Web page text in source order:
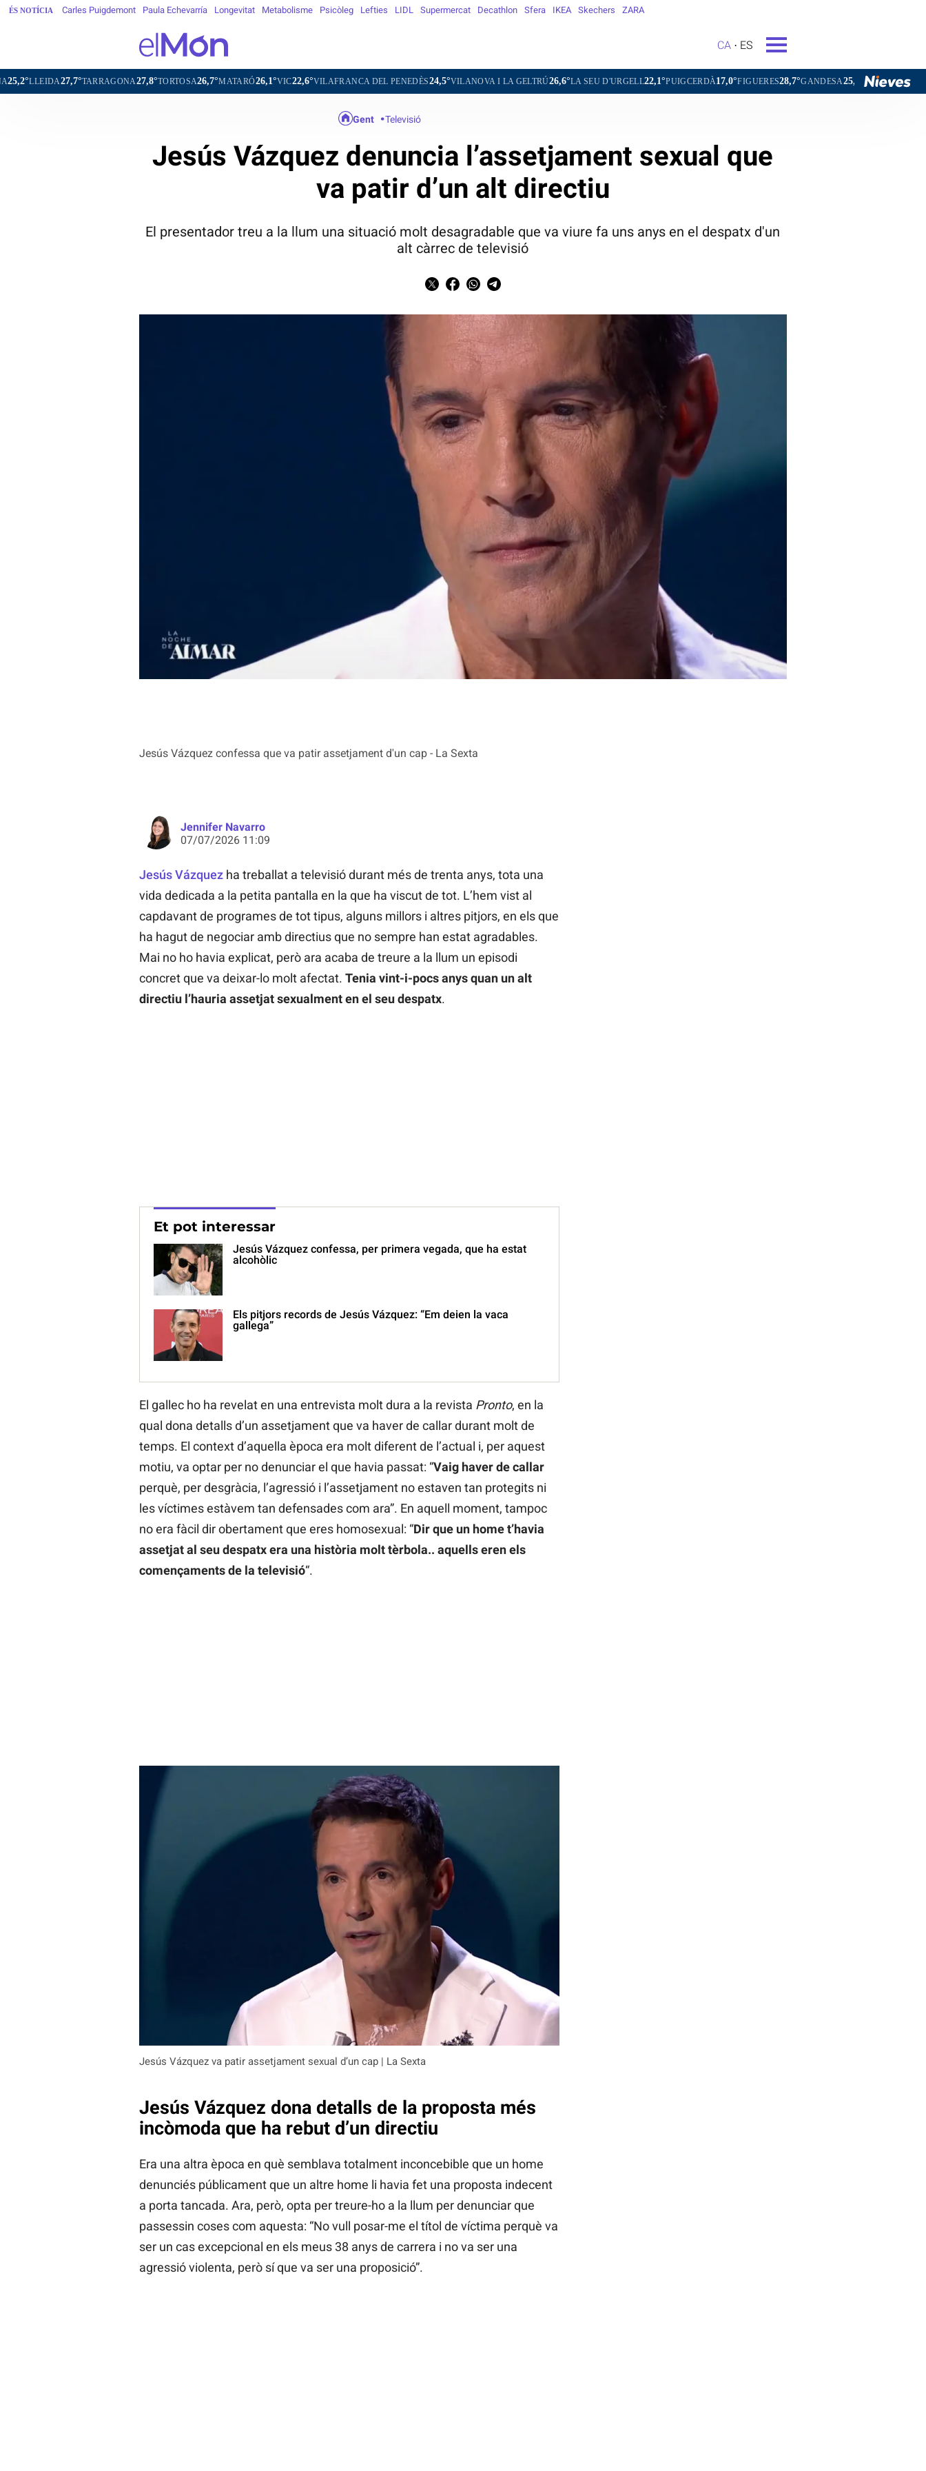
ÉS NOTÍCIA Carles Puigdemont Paula Echevarría Longevitat Metabolisme Psicòleg Lefties LIDL Supermercat Decathlon Sfera IKEA Skechers ZARA
CA ES
27,7°TARRAGONA27,8°TORTOSA26,7°MATARÓ26,1°VIC22,6°VILAFRANCA DEL PENEDÈS24,5° VILANOVA I LA GELTRÚ26,6°LA SEU D'URGELL22,1°PUIGCERDÀ17,0°FIGUERES28,7°GANDESA25,9°L'HOSPITALET DE
Jesús Vázquez confessa que va patir assetjament d'un cap - La Sexta
Gent Televisió
Jesús Vázquez denuncia l’assetjament sexual que
va patir d’un alt directiu
El presentador treu a la llum una situació molt desagradable que va viure fa uns anys en el despatx d'un
alt càrrec de televisió
Jennifer Navarro
07/07/2026 11:09
Jesús Vázquezha treballat a televisió durant més de trenta anys, tota una
vida dedicada a la petita pantalla en la que ha viscut de tot. L’hem vist al
capdavant de programes de tot tipus, alguns millors i altres pitjors, en els que
ha hagut de negociar amb directius que no sempre han estat agradables.
Mai no ho havia explicat, però ara acaba de treure a la llum un episodi
concret que va deixar-lo molt afectat. Tenia vint-i-pocs anys quan un alt
directiu l’hauria assetjat sexualment en el seu despatx.
Et pot interessar
Jesús Vázquez confessa, per primera vegada, que ha estat
alcohòlic
Els pitjors records de Jesús Vázquez: “Em deien la vaca
gallega”
El gallec ho ha revelat en una entrevista molt dura a la revista Pronto, en la
qual dona detalls d’un assetjament que va haver de callar durant molt de
temps. El context d’aquella època era molt diferent de l’actual i, per aquest
motiu, va optar per no denunciar el que havia passat: “Vaig haver de callar
perquè, per desgràcia, l’agressió i l’assetjament no estaven tan protegits ni
les víctimes estàvem tan defensades com ara”. En aquell moment, tampoc
no era fàcil dir obertament que eres homosexual: “Dir que un home t’havia
assetjat al seu despatx era una història molt tèrbola.. aquells eren els
començaments de la televisió“.
Jesús Vázquez va patir assetjament sexual d’un cap | La Sexta
Jesús Vázquez dona detalls de la proposta més
incòmoda que ha rebut d’un directiu
Era una altra època en què semblava totalment inconcebible que un home
denunciés públicament que un altre home li havia fet una proposta indecent
a porta tancada. Ara, però, opta per treure-ho a la llum per denunciar que
passessin coses com aquesta: “No vull posar-me el títol de víctima perquè va
ser un cas excepcional en els meus 38 anys de carrera i no va ser una
agressió violenta, però sí que va ser una proposició”.